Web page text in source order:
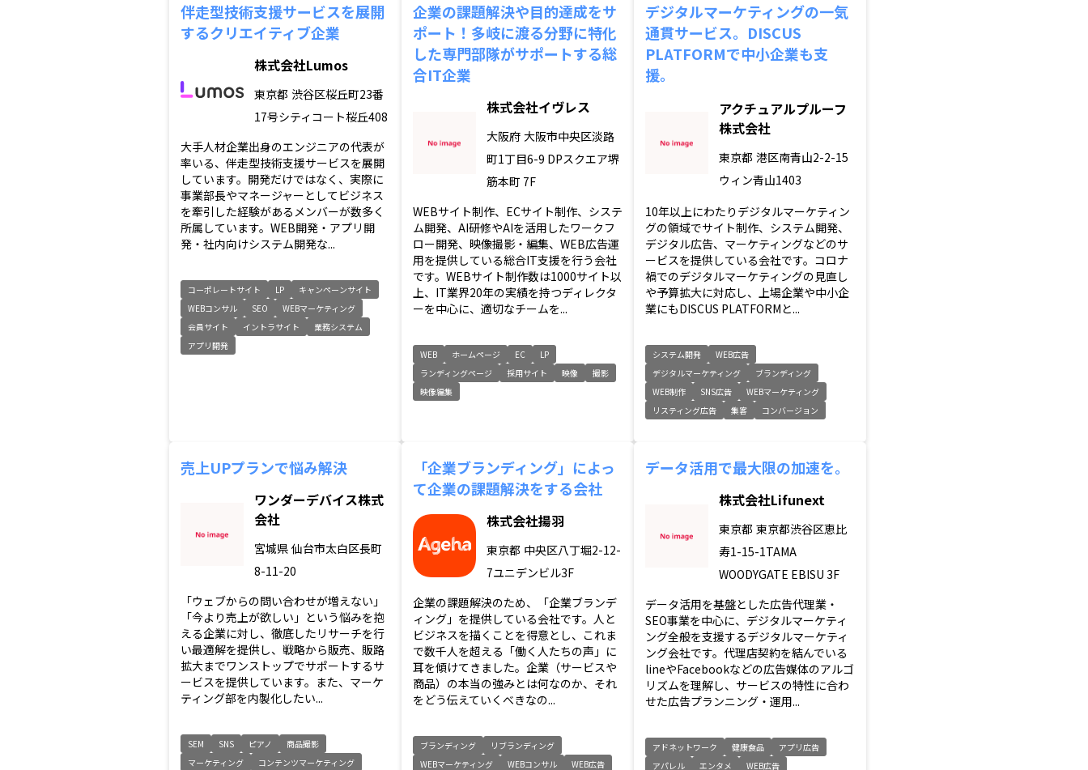
伴走型技術支援サービスを展開
するクリエイティブ企業
株式会社Lumos
東京都 渋谷区桜丘町23番
17号シティコート桜丘408
大手人材企業出身のエンジニアの代表が
率いる、伴走型技術支援サービスを展開
しています。開発だけではなく、実際に
事業部長やマネージャーとしてビジネス
を牽引した経験があるメンバーが数多く
所属しています。WEB開発・アプリ開
発・社内向けシステム開発な...
コーポレートサイト LP
キャンペーンサイト
WEBコンサル
SEO
WEBマーケティング
会員サイト
イントラサイト
業務システム
アプリ開発
企業の課題解決や目的達成をサ
ポート！多岐に渡る分野に特化
した専門部隊がサポートする総
合IT企業
株式会社イヴレス
大阪府 大阪市中央区淡路
町1丁目6-9 DPスクエア堺
筋本町 7F
WEBサイト制作、ECサイト制作、システ
ム開発、AI研修やAIを活用したワークフ
ロー開発、映像撮影・編集、WEB広告運
用を提供している総合IT支援を行う会社
です。WEBサイト制作数は1000サイト以
上、IT業界20年の実績を持つディレクタ
ーを中心に、適切なチームを...
WEB ホームページ EC
LP
ランディングページ
採用サイト 映像
撮影
映像編集
デジタルマーケティングの一気
通貫サービス。DISCUS
PLATFORMで中小企業も支
援。
アクチュアルプルーフ
株式会社
東京都 港区南青山2-2-15
ウィン青山1403
10年以上にわたりデジタルマーケティン
グの領域でサイト制作、システム開発、
デジタル広告、マーケティングなどのサ
ービスを提供している会社です。コロナ
禍でのデジタルマーケティングの見直し
や予算拡大に対応し、上場企業や中小企
業にもDISCUS PLATFORMと...
システム開発
WEB広告
デジタルマーケティング
ブランディング
WEB制作
SNS広告
WEBマーケティング
リスティング広告
集客 コンバージョン
売上UPプランで悩み解決
ワンダーデバイス株式
会社
宮城県 仙台市太白区長町
8-11-20
「ウェブからの問い合わせが増えない」
「今より売上が欲しい」という悩みを抱
える企業に対し、徹底したリサーチを行
い最適解を提供し、戦略から販売、販路
拡大までワンストップでサポートするサ
ービスを提供しています。また、マーケ
ティング部を内製化したい...
SEM SNS ピアノ
商品撮影
マーケティング
コンテンツマーケティング
「企業ブランディング」によっ
て企業の課題解決をする会社
株式会社揚羽
東京都 中央区八丁堀2-12-
7ユニデンビル3F
企業の課題解決のため、「企業ブランデ
ィング」を提供している会社です。人と
ビジネスを描くことを得意とし、これま
で数千人を超える「働く人たちの声」に
耳を傾けてきました。企業（サービスや
商品）の本当の強みとは何なのか、それ
をどう伝えていくべきなの...
ブランディング
リブランディング
WEBマーケティング
WEBコンサル WEB広告
データ活用で最大限の加速を。
株式会社Lifunext
東京都 東京都渋谷区恵比
寿1-15-1TAMA
WOODYGATE EBISU 3F
データ活用を基盤とした広告代理業・
SEO事業を中心に、デジタルマーケティ
ング全般を支援するデジタルマーケティ
ング会社です。代理店契約を結んでいる
lineやFacebookなどの広告媒体のアルゴ
リズムを理解し、サービスの特性に合わ
せた広告プランニング・運用...
アドネットワーク 健康食品
アプリ広告
アパレル
エンタメ WEB広告